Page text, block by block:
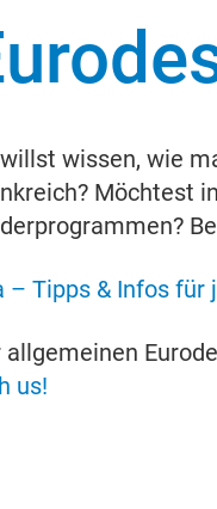
wissen, wie
Möchtest
– Tipps & Infos für
allgemeinen
us!